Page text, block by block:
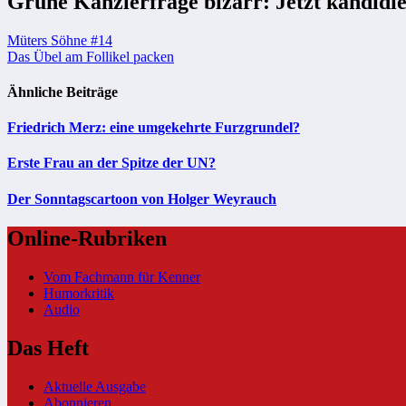
Beitragsnavigation
Müters Söhne #14
Das Übel am Follikel packen
Ähnliche Beiträge
Friedrich Merz: eine umgekehrte Furzgrundel?
Erste Frau an der Spitze der UN?
Der Sonntagscartoon von Holger Weyrauch
Online-Rubriken
Vom Fachmann für Kenner
Humorkritik
Audio
Das Heft
Aktuelle Ausgabe
Abonnieren